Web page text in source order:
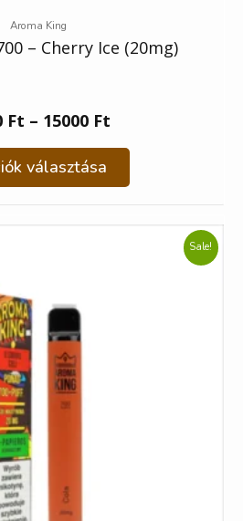
Aroma King
– Cherry Ice (20mg)
Ft – 15000 Ft
választása
Sale!